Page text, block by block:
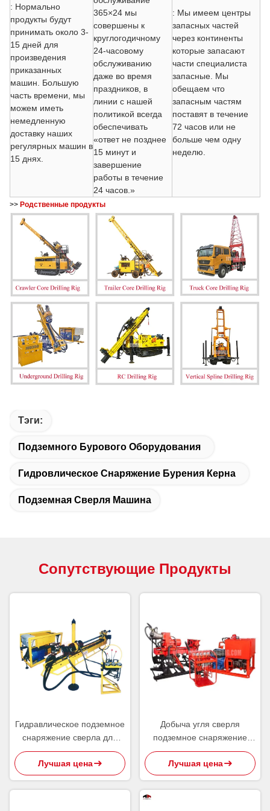
: Нормально
продукты будут
принимать около 3-
15 дней для
произведения
приказанных
машин. Большую
часть времени, мы
можем иметь
немедленную
доставку наших
регулярных машин в
15 днях.
365×24 мы
совершены к
круглогодичному
24-часовому
обслуживанию
даже во время
праздников, в
линии с нашей
политикой всегда
обеспечивать
«ответ не позднее
15 минут и
завершение
работы в течение
24 часов.»
: Мы имеем центры
запасных частей
через континенты
которые запасают
части специалиста
запасные. Мы
обещаем что
запасным частям
поставят в течение
72 часов или не
больше чем одну
неделю.
>> Родственные продукты
Тэги:
Подземного Бурового Оборудования
Гидровлическое Снаряжение Бурения Керна
Подземная Сверля Машина
Сопутствующие Продукты
Гидравлическое подземное
снаряжение сверла для
руды/минерального/
геологохимического
бурения керна
исследования
Лучшая цена
Добыча угля сверля
подземное снаряжение
сверла, подземное буровое
оборудование
Лучшая цена